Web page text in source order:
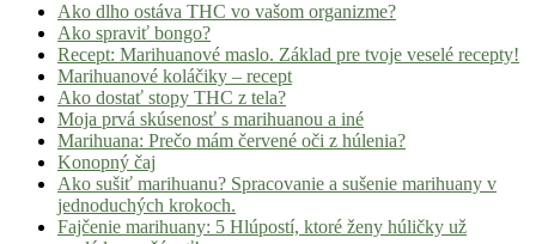
Ako dlho ostáva THC vo vašom organizme?
Ako spraviť bongo?
Recept: Marihuanové maslo. Základ pre tvoje veselé recepty!
Marihuanové koláčiky – recept
Ako dostať stopy THC z tela?
Moja prvá skúsenosť s marihuanou a iné
Marihuana: Prečo mám červené oči z húlenia?
Konopný čaj
Ako sušiť marihuanu? Spracovanie a sušenie marihuany v
jednoduchých krokoch.
Fajčenie marihuany: 5 Hlúpostí, ktoré ženy húličky už